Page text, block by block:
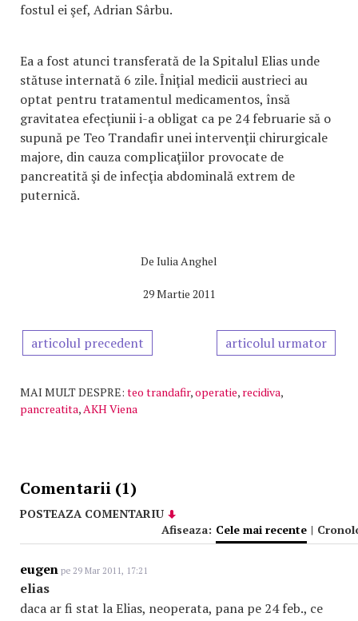
fostul ei şef, Adrian Sârbu.
Ea a fost atunci transferată de la Spitalul Elias unde
stătuse internată 6 zile. Îniţial medicii austrieci au
optat pentru tratamentul medicamentos, însă
gravitatea efecţiunii i-a obligat ca pe 24 februarie să o
supună pe Teo Trandafir unei intervenţii chirurgicale
majore, din cauza complicaţiilor provocate de
pancreatită şi de infecţia abdominală extrem de
puternică.
De Iulia Anghel
29 Martie 2011
articolul precedent articolul urmator
MAI MULT DESPRE: teo trandafir,operatie, recidiva,
pancreatita,AKH Viena
Comentarii (1)
POSTEAZA COMENTARIU
Afiseaza: Cele mai recente |
eugen pe 29 Mar 2011, 17:21
elias
daca ar fi stat la Elias, neoperata, pana pe 24 feb., ce